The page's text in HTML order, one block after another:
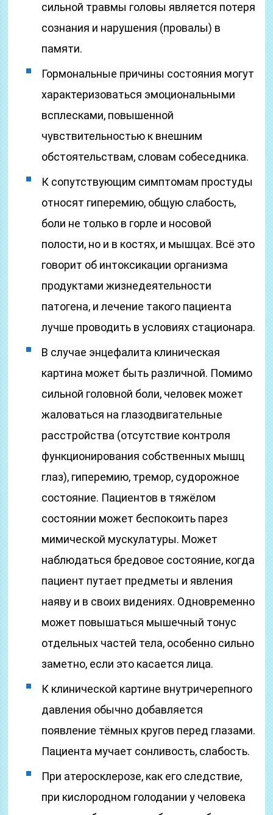
сильной травмы головы является потеря
сознания и нарушения (провалы) в
памяти.
Гормональные причины состояния могут
характеризоваться эмоциональными
всплесками, повышенной
чувствительностью к внешним
обстоятельствам, словам собеседника.
К сопутствующим симптомам простуды
относят гиперемию, общую слабость,
боли не только в горле и носовой
полости, но и в костях, и мышцах. Всё это
говорит об интоксикации организма
продуктами жизнедеятельности
патогена, и лечение такого пациента
лучше проводить в условиях стационара.
В случае энцефалита клиническая
картина может быть различной. Помимо
сильной головной боли, человек может
жаловаться на глазодвигательные
расстройства (отсутствие контроля
функционирования собственных мышц
глаз), гиперемию, тремор, судорожное
состояние. Пациентов в тяжёлом
состоянии может беспокоить парез
мимической мускулатуры. Может
наблюдаться бредовое состояние, когда
пациент путает предметы и явления
наяву и в своих видениях. Одновременно
может повышаться мышечный тонус
отдельных частей тела, особенно сильно
заметно, если это касается лица.
К клинической картине внутричерепного
давления обычно добавляется
появление тёмных кругов перед глазами.
Пациента мучает сонливость, слабость.
При атеросклерозе, как его следствие,
при кислородном голодании у человека